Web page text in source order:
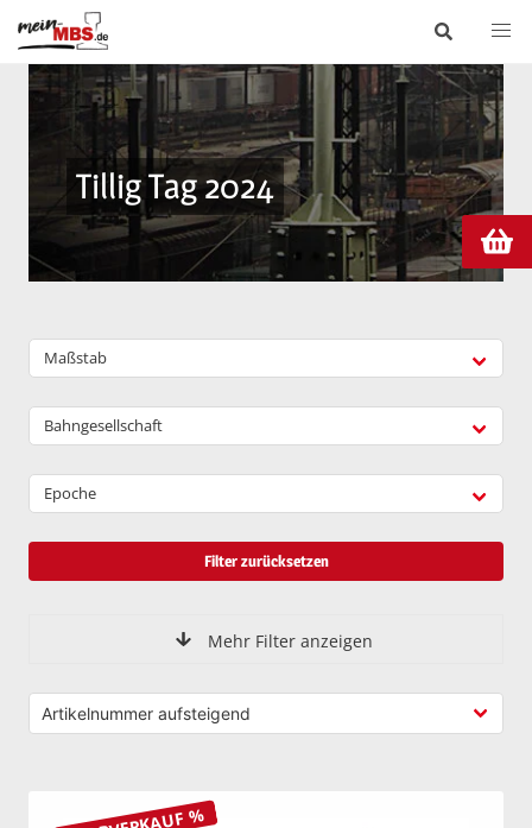
Tillig Tag 2024
Maßstab
Bahngesellschaft
Epoche
Filter zurücksetzen
Mehr Filter anzeigen